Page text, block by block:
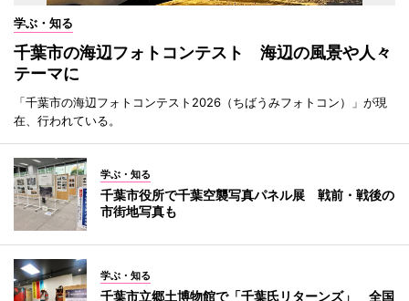
学ぶ・知る
千葉市の海辺フォトコンテスト 海辺の風景や人々
テーマに
「千葉市の海辺フォトコンテスト2026（ちばうみフォトコン）」が現
在、行われている。
学ぶ・知る
千葉市役所で千葉空襲写真パネル展 戦前・戦後の
市街地写真も
学ぶ・知る
千葉市立郷土博物館で「千葉氏リターンズ」 全国